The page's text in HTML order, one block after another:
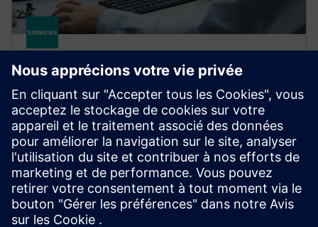
DESIGNCENTER
Designcenter X Advanced
Boost design efficiency and quality with user defined
templates, automated validation, photorealistic
rendering, 3D annotation and more in Designcenter
X Advanced.